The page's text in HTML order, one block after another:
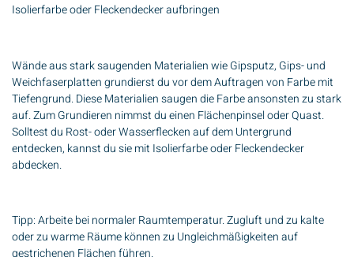
Isolierfarbe oder Fleckendecker aufbringen
Wände aus stark saugenden Materialien wie Gipsputz, Gips- und
Weichfaserplatten grundierst du vor dem Auftragen von Farbe mit
Tiefengrund. Diese Materialien saugen die Farbe ansonsten zu stark
auf. Zum Grundieren nimmst du einen Flächenpinsel oder Quast.
Solltest du Rost- oder Wasserflecken auf dem Untergrund
entdecken, kannst du sie mit Isolierfarbe oder Fleckendecker
abdecken.
Tipp: Arbeite bei normaler Raumtemperatur. Zugluft und zu kalte
oder zu warme Räume können zu Ungleichmäßigkeiten auf